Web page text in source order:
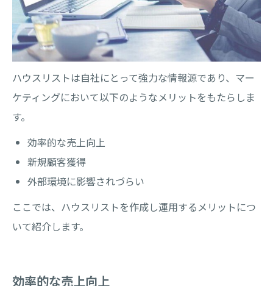
ハウスリストは自社にとって強力な情報源であり、マー
ケティングにおいて以下のようなメリットをもたらしま
す。
効率的な売上向上
新規顧客獲得
外部環境に影響されづらい
ここでは、ハウスリストを作成し運用するメリットにつ
いて紹介します。
効率的な売上向上